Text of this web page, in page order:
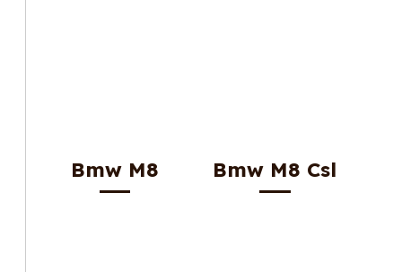
Bmw M8 Bmw M8 Csl